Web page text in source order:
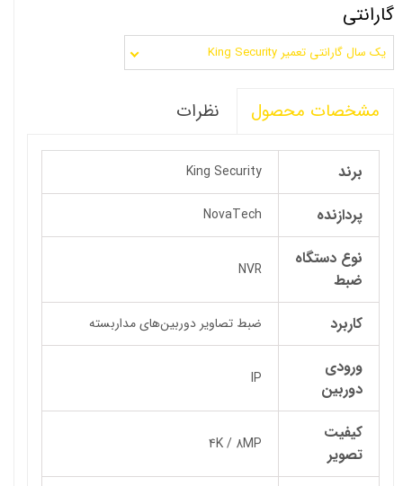
گارانتی
یک سال گارانتی تعمیر King Security
مشخصات محصول نظرات
برند King Security
پردازنده NovaTech
نوع دستگاه
ضبط
NVR
کاربرد ضبط تصاویر دوربین‌های مداربسته
ورودی
دوربین
IP
کیفیت
تصویر
4K / 8MP